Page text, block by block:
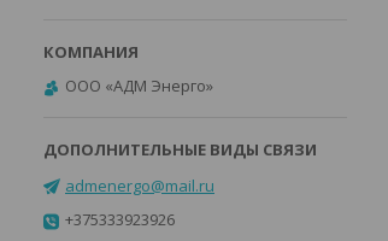
ООО «АДМ Энерго»
admenergo@mail.ru
+375333923926